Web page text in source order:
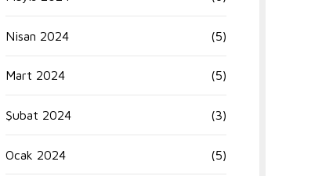
Nisan 2024 (5)
Mart 2024 (5)
Şubat 2024 (3)
Ocak 2024 (5)